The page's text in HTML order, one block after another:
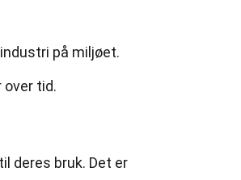
på miljøet.
over tid.
deres bruk. Det er